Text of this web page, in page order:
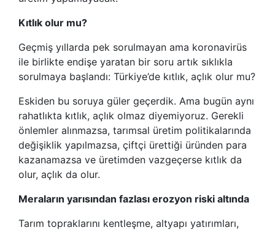
Kıtlık olur mu?
Geçmiş yıllarda pek sorulmayan ama koronavirüs
ile birlikte endişe yaratan bir soru artık sıklıkla
sorulmaya başlandı: Türkiye’de kıtlık, açlık olur mu?
Eskiden bu soruya güler geçerdik. Ama bugün aynı
rahatlıkta kıtlık, açlık olmaz diyemiyoruz. Gerekli
önlemler alınmazsa, tarımsal üretim politikalarında
değişiklik yapılmazsa, çiftçi ürettiği üründen para
kazanamazsa ve üretimden vazgeçerse kıtlık da
olur, açlık da olur.
Meraların yarısından fazlası erozyon riski altında
Tarım topraklarını kentleşme, altyapı yatırımları,